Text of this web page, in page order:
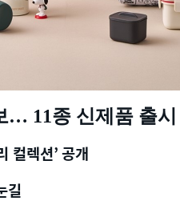
… 11종 신제품 출시
컬렉션’공개
길